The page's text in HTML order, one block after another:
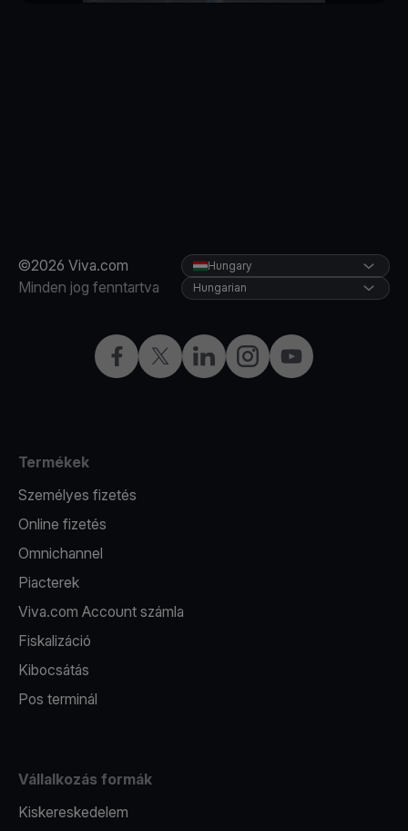
©2026 Viva.com
Minden jog fenntartva
FacebookTwitterLinkedInInstagramYouTube
Hungary
Hungarian
Termékek
Személyes fizetés
Online fizetés
Omnichannel
Piacterek
Viva.com Account számla
Fiskalizáció
Kibocsátás
Pos terminál
Vállalkozás formák
Kiskereskedelem